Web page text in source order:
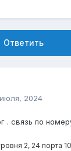
Ответить
2024
. связь по
2, 24 порта